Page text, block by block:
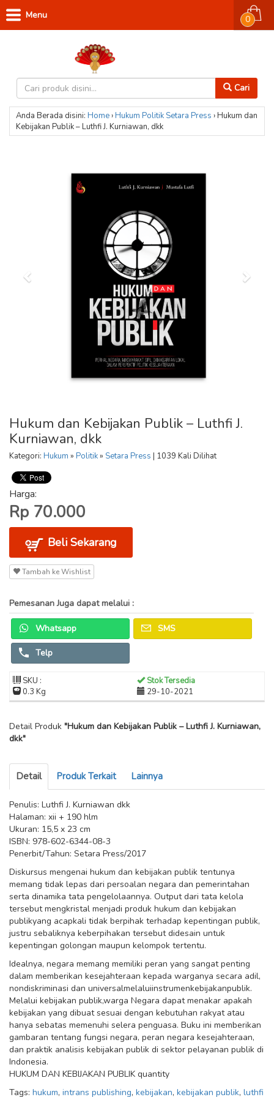
Cari
0
Menu
Anda Berada disini: Home›Hukum Politik Setara Press ›Hukum dan
Kebijakan Publik – Luthfi J. Kurniawan, dkk
Hukum dan Kebijakan Publik – Luthfi J.
Kurniawan, dkk
Kategori: Hukum » Politik» Setara Press | 1039 Kali Dilihat
Harga:
Rp 70.000
Beli Sekarang
Tambah ke Wishlist
Pemesanan Juga dapat melalui :
Whatsapp SMS
Telp
SKU :
Stok Tersedia
0.3 Kg
29-10-2021
Detail Produk "Hukum dan Kebijakan Publik – Luthfi J. Kurniawan,
dkk"
Detail Produk Terkait Lainnya
Penulis: Luthfi J. Kurniawan dkk
Halaman: xii + 190 hlm
Ukuran: 15,5 x 23 cm
ISBN: 978-602-6344-08-3
Penerbit/Tahun: Setara Press/2017
Diskursus mengenai hukum dan kebijakan publik tentunya
memang tidak lepas dari persoalan negara dan pemerintahan
serta dinamika tata pengelolaannya. Output dari tata kelola
tersebut mengkristal menjadi produk hukum dan kebijakan
publikyang acapkali tidak berpihak terhadap kepentingan publik,
justru sebaliknya keberpihakan tersebut didesain untuk
kepentingan golongan maupun kelompok tertentu.
Idealnya, negara memang memiliki peran yang sangat penting
dalam memberikan kesejahteraan kepada warganya secara adil,
nondiskriminasi dan universalmelaluiinstrumenkebijakanpublik.
Melalui kebijakan publik,warga Negara dapat menakar apakah
kebijakan yang dibuat sesuai dengan kebutuhan rakyat atau
hanya sebatas memenuhi selera penguasa. Buku ini memberikan
gambaran tentang fungsi negara, peran negara kesejahteraan,
dan praktik analisis kebijakan publik di sektor pelayanan publik di
Indonesia.
HUKUM DAN KEBIJAKAN PUBLIK quantity
Tags: hukum, intrans publishing, kebijakan, kebijakan publik, luthfi